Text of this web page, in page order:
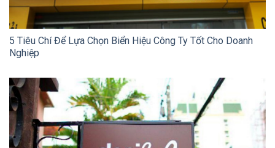
5 Tiêu Chí Để Lựa Chọn Biển Hiệu Công Ty Tốt Cho Doanh
Nghiệp